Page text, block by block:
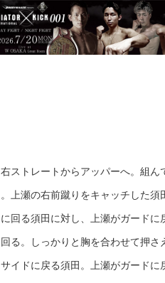
ストレートからアッパーへ。組ん
上瀬の右前蹴りをキャッチした須
回る須田に対し、上瀬がガードに
る。しっかりと胸を合わせて押さ
イドに戻る須田。上瀬がガードに